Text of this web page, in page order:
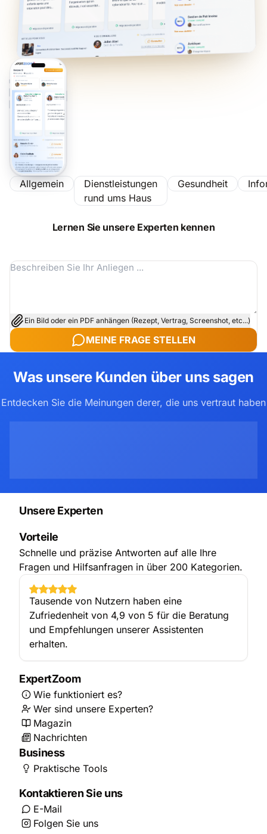
Allgemein
Dienstleistungen
rund ums Haus
Gesundheit
Lernen Sie unsere Experten kennen
Ein Bild oder ein PDF anhängen (Rezept, Vertrag, Screenshot, etc...)
MEINE FRAGE STELLEN
Was unsere Kunden über uns sagen
Entdecken Sie die Meinungen derer, die uns vertraut haben
Unsere Experten
Vorteile
Schnelle und präzise Antworten auf alle Ihre
Fragen und Hilfsanfragen in über 200 Kategorien.
Tausende von Nutzern haben eine
Zufriedenheit von 4,9 von 5 für die Beratung
und Empfehlungen unserer Assistenten
erhalten.
ExpertZoom
Wie funktioniert es?
Wer sind unsere Experten?
Magazin
Nachrichten
Business
Praktische Tools
Kontaktieren Sie uns
E-Mail
Folgen Sie uns